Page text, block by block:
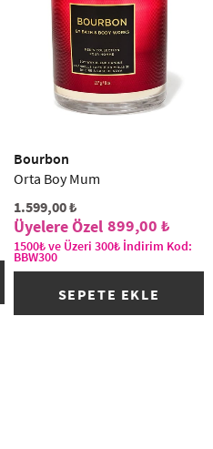
Bourbon
Orta Boy Mum
1.599,00 ₺
899,00 ₺
1500₺ ve Üzeri 300₺ İndirim Kod:
BBW300
SEPETE EKLE